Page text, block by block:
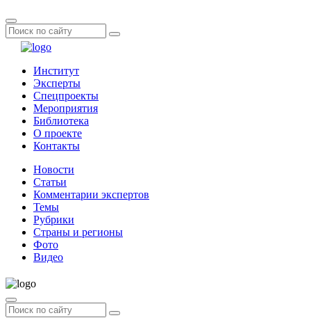
Институт
Эксперты
Спецпроекты
Мероприятия
Библиотека
О проекте
Контакты
Новости
Статьи
Комментарии экспертов
Темы
Рубрики
Страны и регионы
Фото
Видео